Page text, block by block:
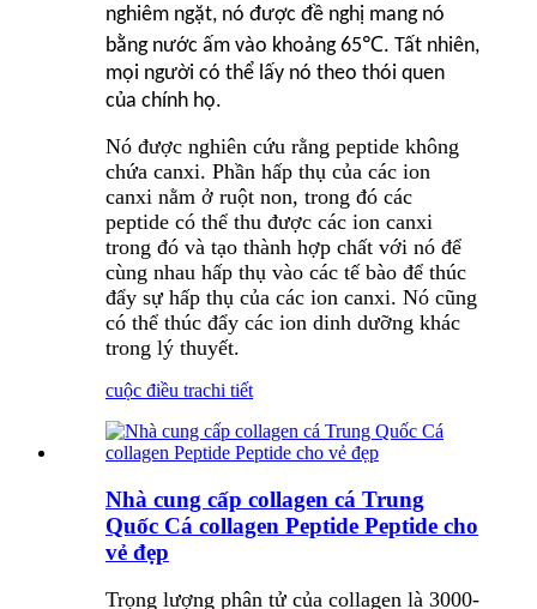
nghiêm ngặt, nó được đề nghị mang nó
bằng nước ấm vào khoảng 65℃. Tất nhiên,
mọi người có thể lấy nó theo thói quen
của chính họ.
Nó được nghiên cứu rằng peptide không
chứa canxi. Phần hấp thụ của các ion
canxi nằm ở ruột non, trong đó các
peptide có thể thu được các ion canxi
trong đó và tạo thành hợp chất với nó để
cùng nhau hấp thụ vào các tế bào để thúc
đẩy sự hấp thụ của các ion canxi. Nó cũng
có thể thúc đẩy các ion dinh dưỡng khác
trong lý thuyết.
cuộc điều trachi tiết
Nhà cung cấp collagen cá Trung
Quốc Cá collagen Peptide Peptide cho
vẻ đẹp
Trọng lượng phân tử của collagen là 3000-